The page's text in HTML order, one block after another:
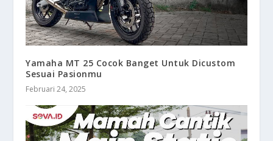
Yamaha MT 25 Cocok Banget Untuk Dicustom
Sesuai Pasionmu
Februari 24, 2025